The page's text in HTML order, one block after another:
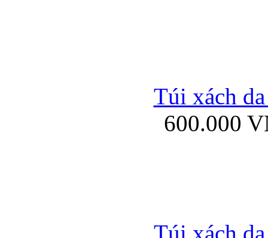
Ốp lưng
Túi xách
600.000